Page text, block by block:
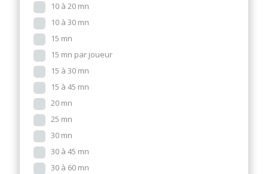
10 à 20 mn
10 à 30 mn
15 mn
15 mn par joueur
15 à 30 mn
15 à 45 mn
20 mn
25 mn
30 mn
30 à 45 mn
30 à 60 mn